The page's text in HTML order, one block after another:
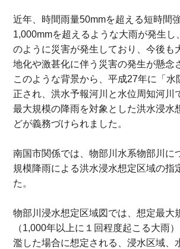
近年、時間雨量50mmを超える短時間
1,000mmを超えるような大雨が発生し
のように災害が発生しており、今後も
地化や激甚化に伴う災害の発生が懸念
このような背景から、平成27年に「水
正され、洪水予報河川と水位周知河川
最大規模の降雨を対象とした洪水浸水
どが義務づけられました。
南国市関係では、物部川水系物部川に
規模降雨による洪水浸水想定区域の指
た。
物部川浸水想定区域図では、想定最大
（1,000年以上に１回程度起こる大雨
濫した場合に想定される、浸水区域、